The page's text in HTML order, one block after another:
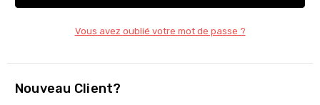
Vous avez oublié votre mot de passe ?
Nouveau Client?